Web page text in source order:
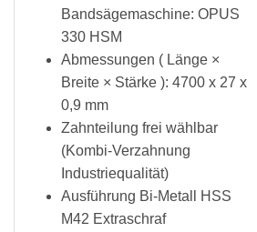
Bandsägemaschine: OPUS
330 HSM
Abmessungen ( Länge ×
Breite × Stärke ): 4700 x 27 x
0,9 mm
Zahnteilung frei wählbar
(Kombi-Verzahnung
Industriequalität)
Ausführung Bi-Metall HSS
M42 Extraschraf